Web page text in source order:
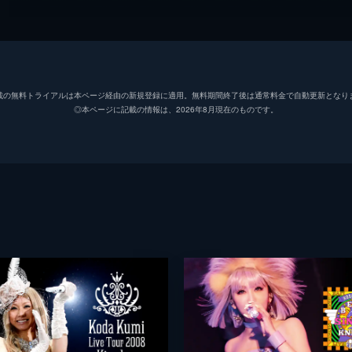
無料トライアルは本ページ経由の新規登録に適用。無料期間終了後は通常料金で自動更新となり
◎本ページに記載の情報は、2026年8月現在のものです。